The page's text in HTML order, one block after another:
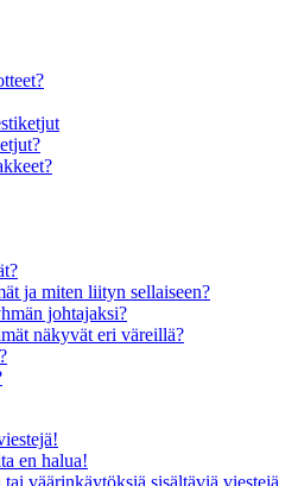
ja miten liityn sellaiseen?
johtajaksi?
näkyvät eri väreillä?
en halua!